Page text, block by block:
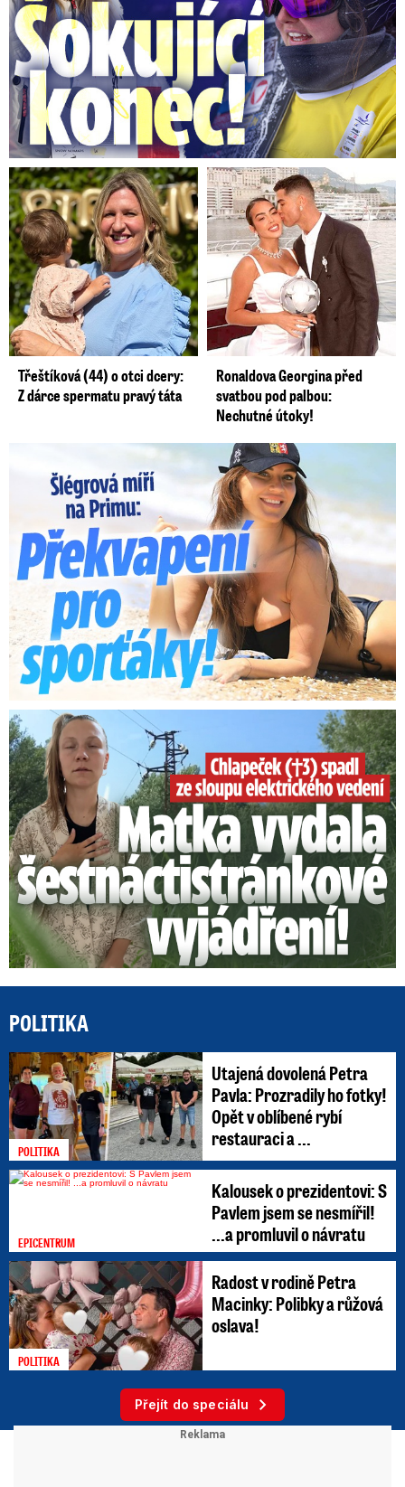
Třeštíková (44) o otci dcery:
Z dárce spermatu pravý táta
Ronaldova Georgina před
svatbou pod palbou:
Nechutné útoky!
Lucie Šlégrová míří na Primu. Překvapení pro sporťáky!
Smrtelný pád chlapce: Matka vydala vyjádření na 16 stran
POLITIKA
POLITIKA
Utajená dovolená Petra
Pavla: Prozradily ho fotky!
Opět v oblíbené rybí
restauraci a ...
EPICENTRUM
Kalousek o prezidentovi: S
Pavlem jsem se nesmířil!
...a promluvil o návratu
POLITIKA
Radost v rodině Petra
Macinky: Polibky a růžová
oslava!
Přejít do speciálu